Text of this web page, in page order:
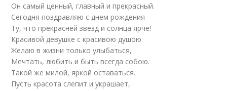
Он самый ценный, главный и прекрасный.
Сегодня поздравляю с днем рождения
Ту, что прекрасней звезд и солнца ярче!
Красивой девушке с красивою душою
Желаю в жизни только улыбаться,
Мечтать, любить и быть всегда собою.
Такой же милой, яркой оставаться.
Пусть красота слепит и украшает,